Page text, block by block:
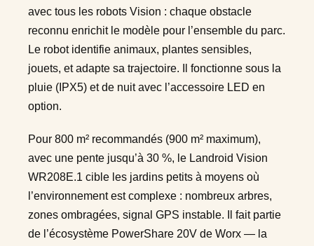
avec tous les robots Vision : chaque obstacle
reconnu enrichit le modèle pour l’ensemble du parc.
Le robot identifie animaux, plantes sensibles,
jouets, et adapte sa trajectoire. Il fonctionne sous la
pluie (IPX5) et de nuit avec l’accessoire LED en
option.
Pour 800 m² recommandés (900 m² maximum),
avec une pente jusqu’à 30 %, le Landroid Vision
WR208E.1 cible les jardins petits à moyens où
l’environnement est complexe : nombreux arbres,
zones ombragées, signal GPS instable. Il fait partie
de l’écosystème PowerShare 20V de Worx — la